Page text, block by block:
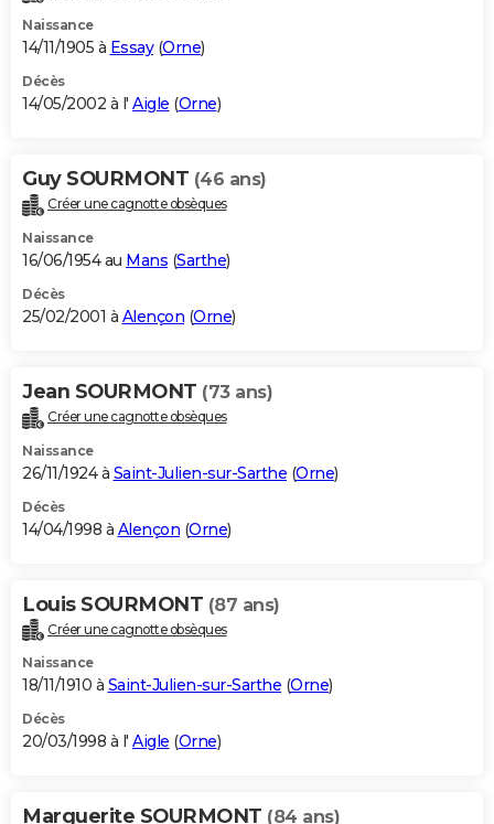
Naissance
14/11/1905 à Essay(Orne)
Décès
14/05/2002 à l' Aigle (Orne)
Guy SOURMONT (46 ans)
Créer une cagnotte obsèques
Naissance
16/06/1954 au Mans (Sarthe)
Décès
25/02/2001 à Alençon (Orne)
Jean SOURMONT (73 ans)
Créer une cagnotte obsèques
Naissance
26/11/1924 à Saint-Julien-sur-Sarthe (Orne)
Décès
14/04/1998 à Alençon (Orne)
Louis SOURMONT (87 ans)
Créer une cagnotte obsèques
Naissance
18/11/1910 à Saint-Julien-sur-Sarthe (Orne)
Décès
20/03/1998 à l' Aigle (Orne)
Marguerite SOURMONT (84 ans)